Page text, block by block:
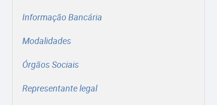
Informação Bancária
Modalidades
Órgãos Sociais
Representante legal